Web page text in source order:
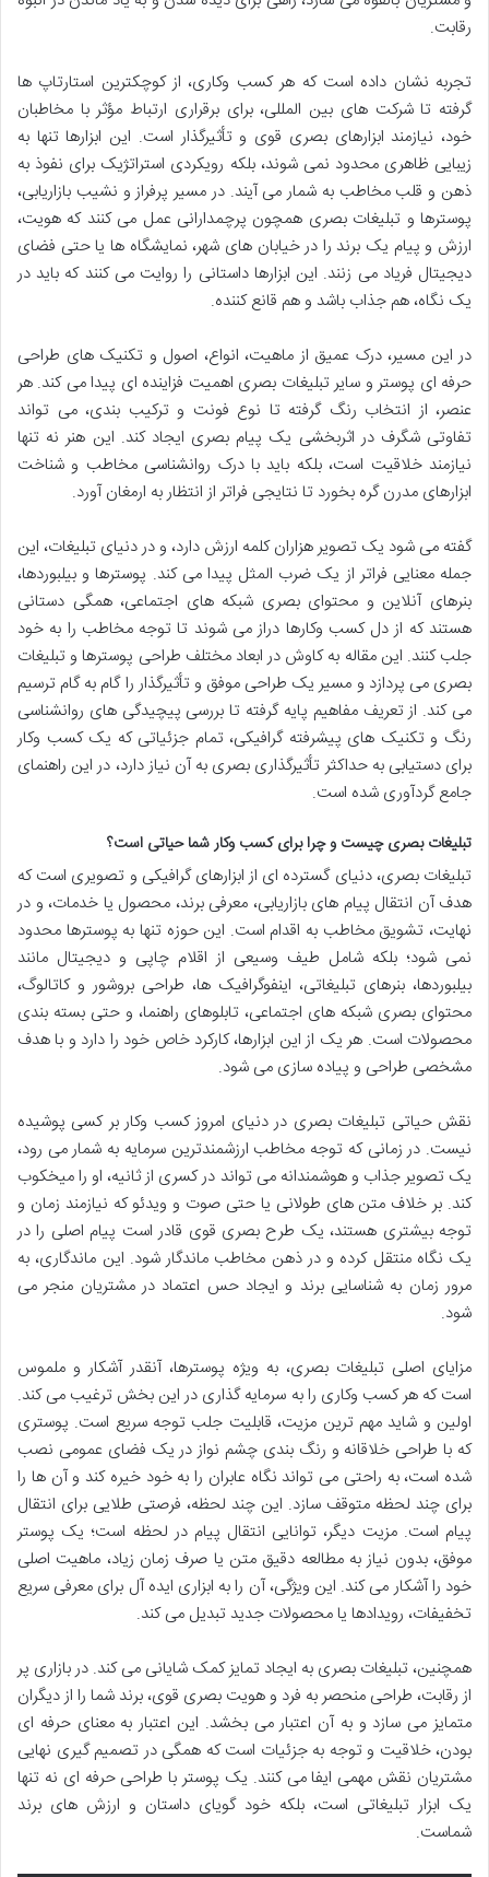
رقابت.
تجربه نشان داده است که هر کسب وکاری، از کوچکترین استارتاپ ها
گرفته تا شرکت های بین المللی، برای برقراری ارتباط مؤثر با مخاطبان
خود، نیازمند ابزارهای بصری قوی و تأثیرگذار است. این ابزارها تنها به
زیبایی ظاهری محدود نمی شوند، بلکه رویکردی استراتژیک برای نفوذ به
ذهن و قلب مخاطب به شمار می آیند. در مسیر پرفراز و نشیب بازاریابی،
پوسترها و تبلیغات بصری همچون پرچمدارانی عمل می کنند که هویت،
ارزش و پیام یک برند را در خیابان های شهر، نمایشگاه ها یا حتی فضای
دیجیتال فریاد می زنند. این ابزارها داستانی را روایت می کنند که باید در
یک نگاه، هم جذاب باشد و هم قانع کننده.
در این مسیر، درک عمیق از ماهیت، انواع، اصول و تکنیک های طراحی
حرفه ای پوستر و سایر تبلیغات بصری اهمیت فزاینده ای پیدا می کند. هر
عنصر، از انتخاب رنگ گرفته تا نوع فونت و ترکیب بندی، می تواند
تفاوتی شگرف در اثربخشی یک پیام بصری ایجاد کند. این هنر نه تنها
نیازمند خلاقیت است، بلکه باید با درک روانشناسی مخاطب و شناخت
ابزارهای مدرن گره بخورد تا نتایجی فراتر از انتظار به ارمغان آورد.
گفته می شود یک تصویر هزاران کلمه ارزش دارد، و در دنیای تبلیغات، این
جمله معنایی فراتر از یک ضرب المثل پیدا می کند. پوسترها و بیلبوردها،
بنرهای آنلاین و محتوای بصری شبکه های اجتماعی، همگی دستانی
هستند که از دل کسب وکارها دراز می شوند تا توجه مخاطب را به خود
جلب کنند. این مقاله به کاوش در ابعاد مختلف طراحی پوسترها و تبلیغات
بصری می پردازد و مسیر یک طراحی موفق و تأثیرگذار را گام به گام ترسیم
می کند. از تعریف مفاهیم پایه گرفته تا بررسی پیچیدگی های روانشناسی
رنگ و تکنیک های پیشرفته گرافیکی، تمام جزئیاتی که یک کسب وکار
برای دستیابی به حداکثر تأثیرگذاری بصری به آن نیاز دارد، در این راهنمای
جامع گردآوری شده است.
تبلیغات بصری چیست و چرا برای کسب وکار شما حیاتی است؟
تبلیغات بصری، دنیای گسترده ای از ابزارهای گرافیکی و تصویری است که
هدف آن انتقال پیام های بازاریابی، معرفی برند، محصول یا خدمات، و در
نهایت، تشویق مخاطب به اقدام است. این حوزه تنها به پوسترها محدود
نمی شود؛ بلکه شامل طیف وسیعی از اقلام چاپی و دیجیتال مانند
بیلبوردها، بنرهای تبلیغاتی، اینفوگرافیک ها، طراحی بروشور و کاتالوگ،
محتوای بصری شبکه های اجتماعی، تابلوهای راهنما، و حتی بسته بندی
محصولات است. هر یک از این ابزارها، کارکرد خاص خود را دارد و با هدف
مشخصی طراحی و پیاده سازی می شود.
نقش حیاتی تبلیغات بصری در دنیای امروز کسب وکار بر کسی پوشیده
نیست. در زمانی که توجه مخاطب ارزشمندترین سرمایه به شمار می رود،
یک تصویر جذاب و هوشمندانه می تواند در کسری از ثانیه، او را میخکوب
کند. بر خلاف متن های طولانی یا حتی صوت و ویدئو که نیازمند زمان و
توجه بیشتری هستند، یک طرح بصری قوی قادر است پیام اصلی را در
یک نگاه منتقل کرده و در ذهن مخاطب ماندگار شود. این ماندگاری، به
مرور زمان به شناسایی برند و ایجاد حس اعتماد در مشتریان منجر می
شود.
مزایای اصلی تبلیغات بصری، به ویژه پوسترها، آنقدر آشکار و ملموس
است که هر کسب وکاری را به سرمایه گذاری در این بخش ترغیب می کند.
اولین و شاید مهم ترین مزیت، قابلیت جلب توجه سریع است. پوستری
که با طراحی خلاقانه و رنگ بندی چشم نواز در یک فضای عمومی نصب
شده است، به راحتی می تواند نگاه عابران را به خود خیره کند و آن ها را
برای چند لحظه متوقف سازد. این چند لحظه، فرصتی طلایی برای انتقال
پیام است. مزیت دیگر، توانایی انتقال پیام در لحظه است؛ یک پوستر
موفق، بدون نیاز به مطالعه دقیق متن یا صرف زمان زیاد، ماهیت اصلی
خود را آشکار می کند. این ویژگی، آن را به ابزاری ایده آل برای معرفی سریع
تخفیفات، رویدادها یا محصولات جدید تبدیل می کند.
همچنین، تبلیغات بصری به ایجاد تمایز کمک شایانی می کند. در بازاری پر
از رقابت، طراحی منحصر به فرد و هویت بصری قوی، برند شما را از دیگران
متمایز می سازد و به آن اعتبار می بخشد. این اعتبار به معنای حرفه ای
بودن، خلاقیت و توجه به جزئیات است که همگی در تصمیم گیری نهایی
مشتریان نقش مهمی ایفا می کنند. یک پوستر با طراحی حرفه ای نه تنها
یک ابزار تبلیغاتی است، بلکه خود گویای داستان و ارزش های برند
شماست.